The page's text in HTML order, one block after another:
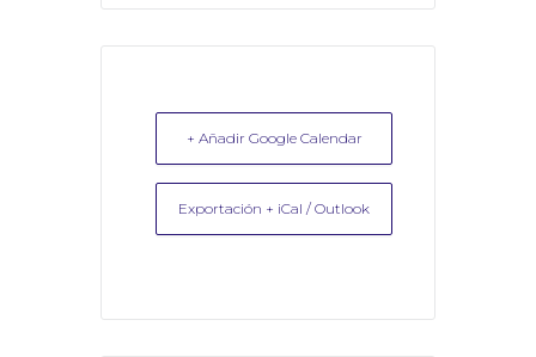
+ Añadir Google Calendar
Exportación + iCal / Outlook